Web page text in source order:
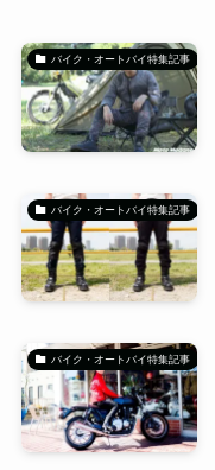
バイク・オートバイ特集記事
バイク・オートバイ特集記事
バイク・オートバイ特集記事